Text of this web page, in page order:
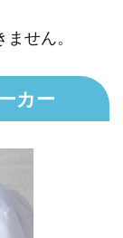
せん。
カー